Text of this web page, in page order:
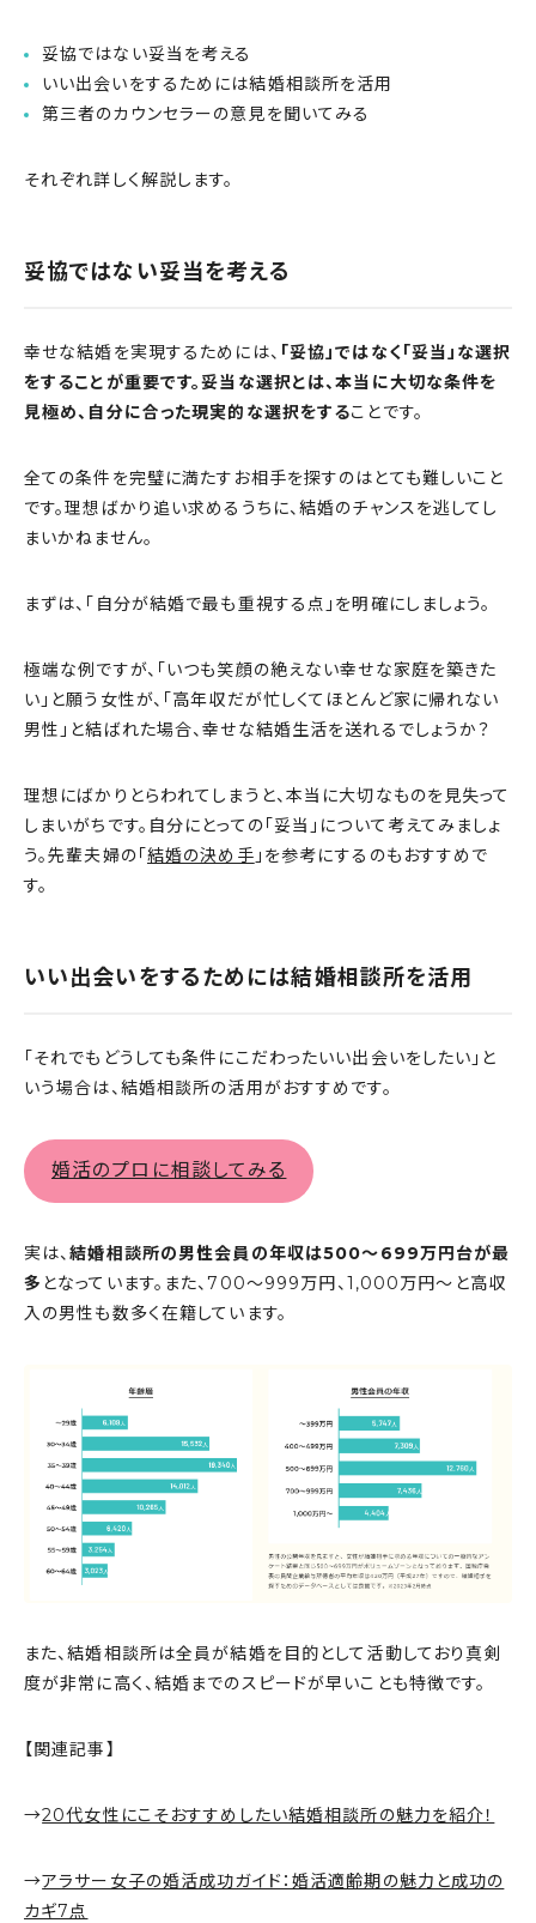
妥協ではない妥当を考える
いい出会いをするためには結婚相談所を活用
第三者のカウンセラーの意見を聞いてみる
それぞれ詳しく解説します。
妥協ではない妥当を考える
幸せな結婚を実現するためには、 「妥協」ではなく「妥当」な選択
をすることが重要です。妥当な選択とは、本当に大切な条件を
見極め、自分に合った現実的な選択をすることです。
全ての条件を完璧に満たすお相手を探すのはとても難しいこと
です。理想ばかり追い求めるうちに、結婚のチャンスを逃してし
まいかねません。
まずは、「自分が結婚で最も重視する点」を明確にしましょう。
極端な例ですが、「いつも笑顔の絶えない幸せな家庭を築きた
い」と願う女性が、「高年収だが忙しくてほとんど家に帰れない
男性」と結ばれた場合、幸せな結婚生活を送れるでしょうか？
理想にばかりとらわれてしまうと、本当に大切なものを見失って
しまいがちです。自分にとっての「妥当」について考えてみましょ
う。先輩夫婦の「結婚の決め手 」を参考にするのもおすすめで
す。
いい出会いをするためには結婚相談所を活用
「それでもどうしても条件にこだわったいい出会いをしたい」と
いう場合は、結婚相談所の活用がおすすめです。
婚活のプロに相談してみる
実は、結婚相談所の男性会員の年収は500〜699万円台が最
多 となっています。また、700〜999万円、1,000万円〜と高収
入の男性も数多く在籍しています。
また、結婚相談所は全員が結婚を目的として活動しており真剣
度が非常に高く、結婚までのスピードが早いことも特徴です。
【関連記事】
→20代女性にこそおすすめしたい結婚相談所の魅力を紹介！
→アラサー女子の婚活成功ガイド：婚活適齢期の魅力と成功の
カギ7点